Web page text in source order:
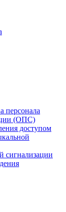
персонала
(ОПС)
доступом
сигнализации